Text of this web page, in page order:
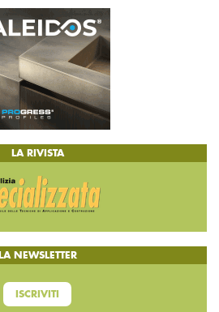
LA RIVISTA
LA NEWSLETTER
ISCRIVITI